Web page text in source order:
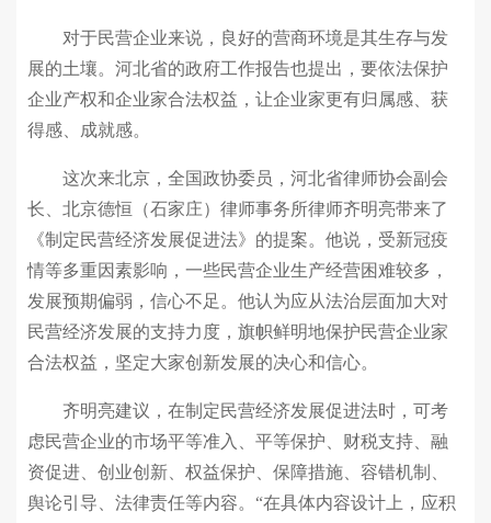
对于民营企业来说，良好的营商环境是其生存与发
展的土壤。河北省的政府工作报告也提出，要依法保护
企业产权和企业家合法权益，让企业家更有归属感、获
得感、成就感。
这次来北京，全国政协委员，河北省律师协会副会
长、北京德恒（石家庄）律师事务所律师齐明亮带来了
《制定民营经济发展促进法》的提案。他说，受新冠疫
情等多重因素影响，一些民营企业生产经营困难较多，
发展预期偏弱，信心不足。他认为应从法治层面加大对
民营经济发展的支持力度，旗帜鲜明地保护民营企业家
合法权益，坚定大家创新发展的决心和信心。
齐明亮建议，在制定民营经济发展促进法时，可考
虑民营企业的市场平等准入、平等保护、财税支持、融
资促进、创业创新、权益保护、保障措施、容错机制、
舆论引导、法律责任等内容。“在具体内容设计上，应积